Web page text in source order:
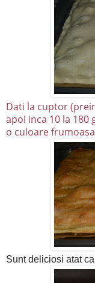
Dati la cuptor
apoi inca 10 la
o culoare
Sunt deliciosi atat